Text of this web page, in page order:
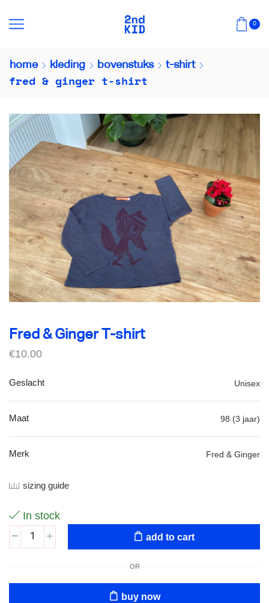
0
home kleding bovenstuks t-shirt
fred & ginger t-shirt
Fred & Ginger T-shirt
€10.00
Geslacht Unisex
Maat 98 (3 jaar)
Merk Fred & Ginger
sizing guide
In stock
add to cart
OR
buy now